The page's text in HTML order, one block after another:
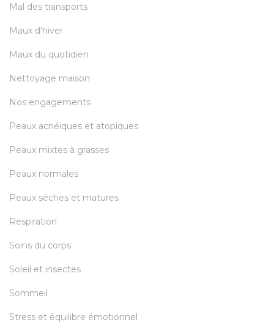
Mal des transports
Maux d'hiver
Maux du quotidien
Nettoyage maison
Nos engagements
Peaux acnéiques et atopiques
Peaux mixtes à grasses
Peaux normales
Peaux sèches et matures
Respiration
Soins du corps
Soleil et insectes
Sommeil
Stress et équilibre émotionnel